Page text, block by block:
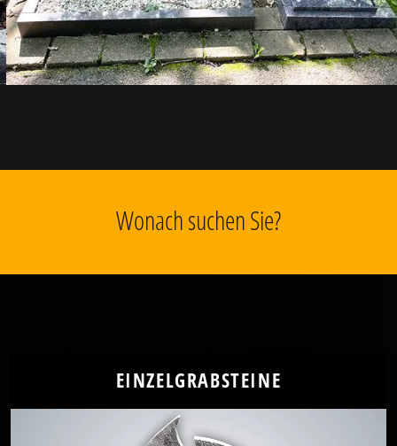
Wonach suchen Sie?
EINZELGRABSTEINE